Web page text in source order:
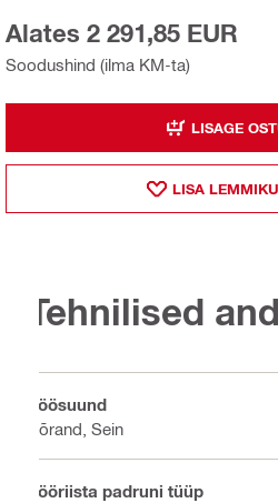
Soodushind (ilma KM-ta)
Alates 2 291,85 EUR
LISAGE
LISA
Tehnilised
Töösuund
Põrand, Sein
Tööriista padruni tüüp